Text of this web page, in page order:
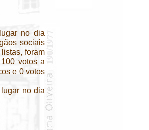
no dia
sociais
foram
votos a
e 0 votos
no dia